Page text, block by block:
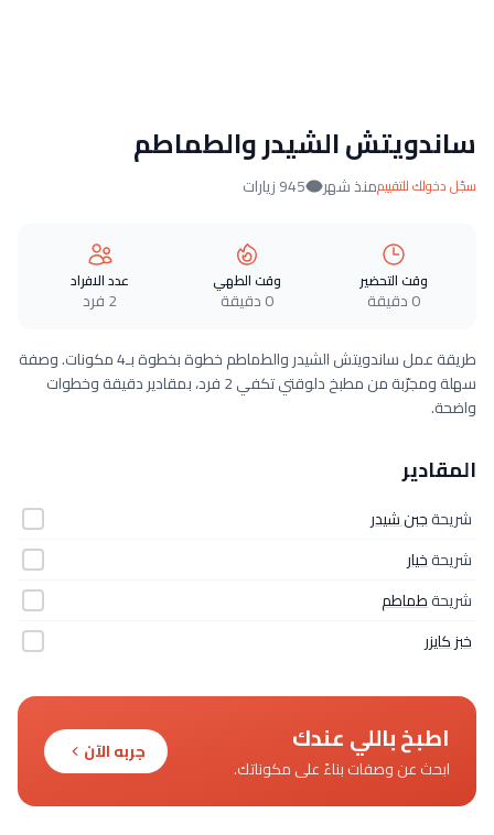
ساندويتش الشيدر والطماطم
سجّل دخولك للتقييممنذ شهر 945 زيارات
وقت التحضير
0 دقيقة
وقت الطهي
0 دقيقة
عدد الافراد
2 فرد
طريقة عمل ساندويتش الشيدر والطماطم خطوة بخطوة بـ4 مكونات. وصفة
سهلة ومجرّبة من مطبخ دلوقتي تكفي 2 فرد، بمقادير دقيقة وخطوات
واضحة.
المقادير
شريحةجبن شيدر
شريحةخيار
شريحةطماطم
خبز كايزر
اطبخ باللي عندك
ابحث عن وصفات بناءً على مكوناتك.
جربه الآن